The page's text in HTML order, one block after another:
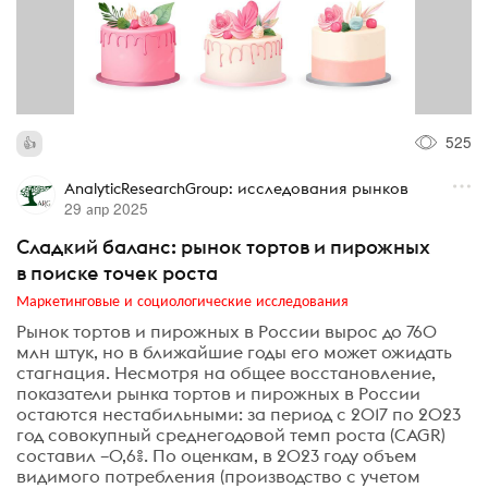
525
AnalyticResearchGroup: исследования рынков
29 апр 2025
Сладкий баланс: рынок тортов и пирожных
в поиске точек роста
Маркетинговые и социологические исследования
Рынок тортов и пирожных в России вырос до 760
млн штук, но в ближайшие годы его может ожидать
стагнация. Несмотря на общее восстановление,
показатели рынка тортов и пирожных в России
остаются нестабильными: за период с 2017 по 2023
год совокупный среднегодовой темп роста (CAGR)
составил –0,6%. По оценкам, в 2023 году объем
видимого потребления (производство с учетом